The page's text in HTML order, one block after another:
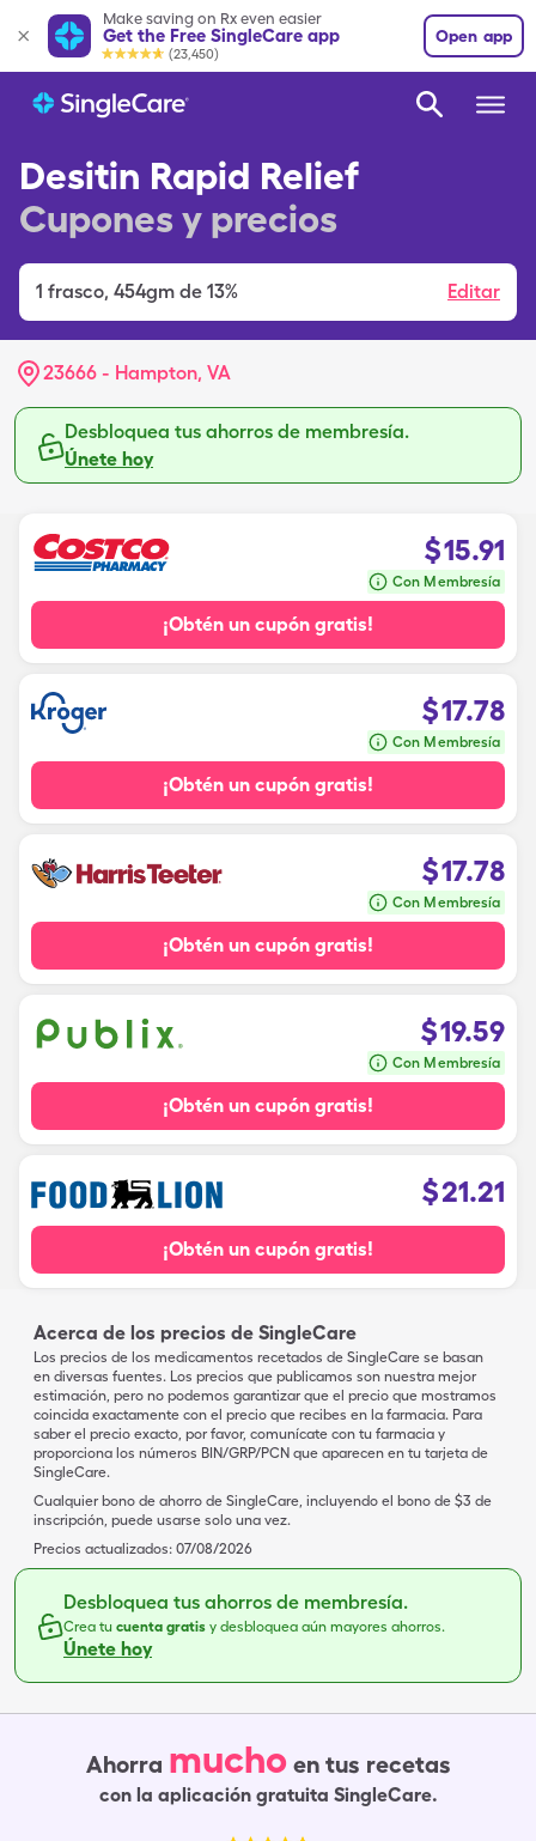
Make saving on Rx even easier
Get the Free SingleCare app
(23,450)
Open app
Desitin Rapid Relief
Cupones y precios
1 frasco, 454gm de 13% Editar
23666 - Hampton, VA
Desbloquea tus ahorros de membresía.
Únete hoy
$15.91
Con Membresía
¡Obtén un cupón gratis!
$17.78
Con Membresía
¡Obtén un cupón gratis!
$17.78
Con Membresía
¡Obtén un cupón gratis!
$19.59
Con Membresía
¡Obtén un cupón gratis!
$21.21
¡Obtén un cupón gratis!
Acerca de los precios de SingleCare
Los precios de los medicamentos recetados de SingleCare se basan
en diversas fuentes. Los precios que publicamos son nuestra mejor
estimación, pero no podemos garantizar que el precio que mostramos
coincida exactamente con el precio que recibes en la farmacia. Para
saber el precio exacto, por favor, comunícate con tu farmacia y
proporciona los números BIN/GRP/PCN que aparecen en tu tarjeta de
SingleCare.
Cualquier bono de ahorro de SingleCare, incluyendo el bono de $3 de
inscripción, puede usarse solo una vez.
Precios actualizados: 07/08/2026
Desbloquea tus ahorros de membresía.
Crea tu cuenta gratis y desbloquea aún mayores ahorros.
Únete hoy
Ahorra mucho en tus recetas
con la aplicación gratuita SingleCare.